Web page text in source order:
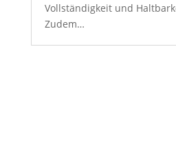
Vollständigkeit und
Zudem…